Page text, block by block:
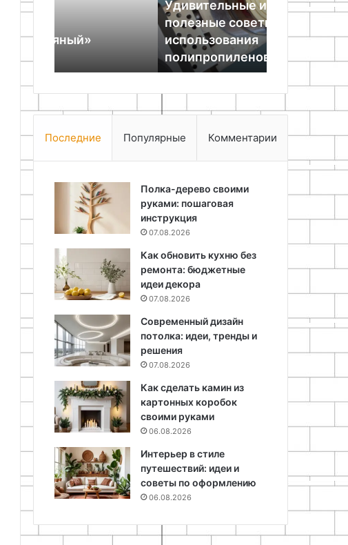
Удивительные идеи и
полезные советы
использования
полипропиленовых труб
27.06.2025
классика
Последние Популярные Комментарии
Полка-дерево своими
руками: пошаговая
инструкция
07.08.2026
Как обновить кухню без
ремонта: бюджетные
идеи декора
07.08.2026
Современный дизайн
потолка: идеи, тренды и
решения
07.08.2026
Как сделать камин из
картонных коробок
своими руками
06.08.2026
Интерьер в стиле
путешествий: идеи и
советы по оформлению
06.08.2026